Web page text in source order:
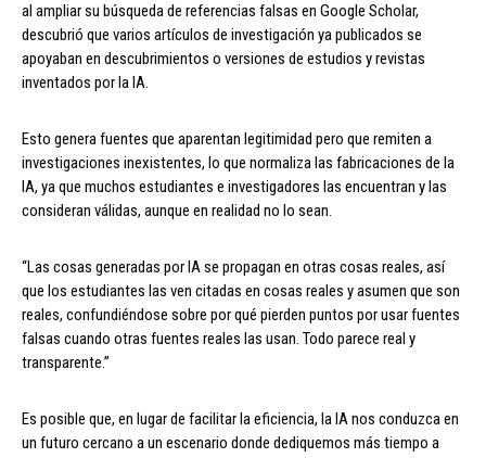
al ampliar su búsqueda de referencias falsas en Google Scholar,
descubrió que varios artículos de investigación ya publicados se
apoyaban en descubrimientos o versiones de estudios y revistas
inventados por la IA.
Esto genera fuentes que aparentan legitimidad pero que remiten a
investigaciones inexistentes, lo que normaliza las fabricaciones de la
IA, ya que muchos estudiantes e investigadores las encuentran y las
consideran válidas, aunque en realidad no lo sean.
“Las cosas generadas por IA se propagan en otras cosas reales, así
que los estudiantes las ven citadas en cosas reales y asumen que son
reales, confundiéndose sobre por qué pierden puntos por usar fuentes
falsas cuando otras fuentes reales las usan. Todo parece real y
transparente.”
Es posible que, en lugar de facilitar la eficiencia, la IA nos conduzca en
un futuro cercano a un escenario donde dediquemos más tiempo a